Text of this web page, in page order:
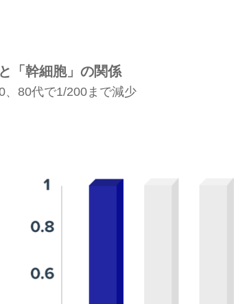
「幹細胞」の関係
、80代で1/200まで減少